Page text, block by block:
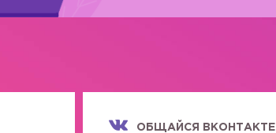
ОБЩАЙСЯ ВКОНТАКТЕ